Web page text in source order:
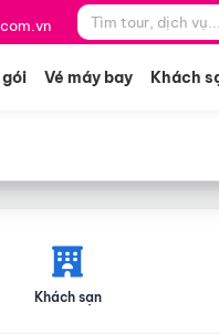
Vé máy bay Khách
Khách sạn